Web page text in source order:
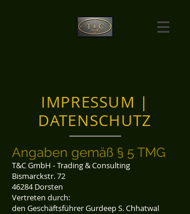
IMPRESSUM |
DATENSCHUTZ
Angaben gemäß § 5 TMG
T&C GmbH - Trading & Consulting
Bismarckstr. 72
46284 Dorsten
Vertreten durch:
den Geschäftsführer Gurdeep S. Chhatwal